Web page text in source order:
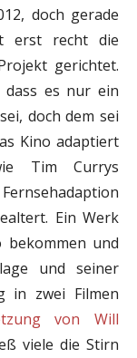
doch gerade
erst recht die
gerichtet.
es nur ein
doch dem sei
Kino adaptiert
Tim Currys
Ein Werk
bekommen und
und seiner
in zwei Filmen
von Will
viele die Stirn